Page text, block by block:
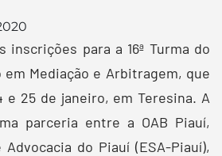
inscrições para a 16ª Turma do
em Mediação e Arbitragem, que
e 25 de janeiro, em Teresina. A
parceria entre a OAB Piauí,
do Piauí (ESA-Piauí),